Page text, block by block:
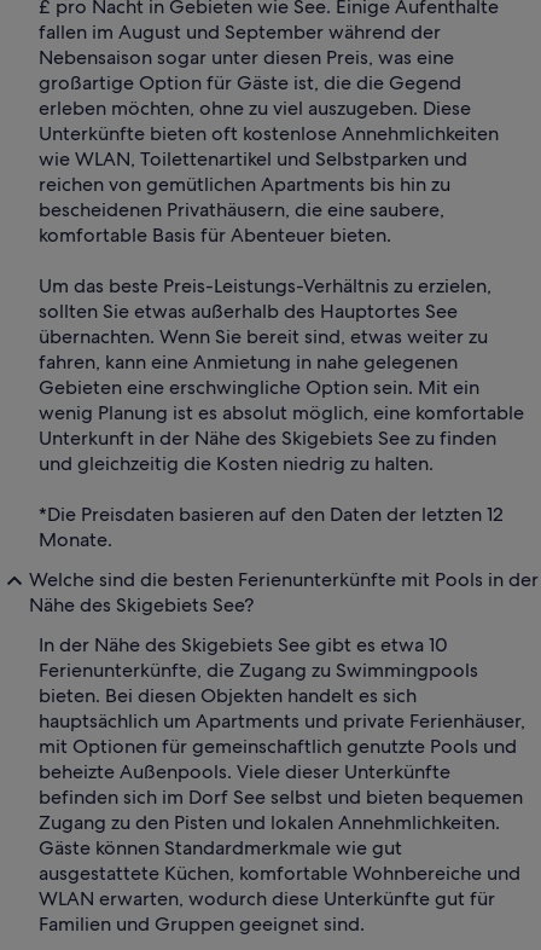
£ pro Nacht in Gebieten wie See. Einige Aufenthalte
fallen im August und September während der
Nebensaison sogar unter diesen Preis, was eine
großartige Option für Gäste ist, die die Gegend
erleben möchten, ohne zu viel auszugeben. Diese
Unterkünfte bieten oft kostenlose Annehmlichkeiten
wie WLAN, Toilettenartikel und Selbstparken und
reichen von gemütlichen Apartments bis hin zu
bescheidenen Privathäusern, die eine saubere,
komfortable Basis für Abenteuer bieten.
Um das beste Preis-Leistungs-Verhältnis zu erzielen,
sollten Sie etwas außerhalb des Hauptortes See
übernachten. Wenn Sie bereit sind, etwas weiter zu
fahren, kann eine Anmietung in nahe gelegenen
Gebieten eine erschwingliche Option sein. Mit ein
wenig Planung ist es absolut möglich, eine komfortable
Unterkunft in der Nähe des Skigebiets See zu finden
und gleichzeitig die Kosten niedrig zu halten.
*Die Preisdaten basieren auf den Daten der letzten 12
Monate.
Welche sind die besten Ferienunterkünfte mit Pools in der
Nähe des Skigebiets See?
In der Nähe des Skigebiets See gibt es etwa 10
Ferienunterkünfte, die Zugang zu Swimmingpools
bieten. Bei diesen Objekten handelt es sich
hauptsächlich um Apartments und private Ferienhäuser,
mit Optionen für gemeinschaftlich genutzte Pools und
beheizte Außenpools. Viele dieser Unterkünfte
befinden sich im Dorf See selbst und bieten bequemen
Zugang zu den Pisten und lokalen Annehmlichkeiten.
Gäste können Standardmerkmale wie gut
ausgestattete Küchen, komfortable Wohnbereiche und
WLAN erwarten, wodurch diese Unterkünfte gut für
Familien und Gruppen geeignet sind.